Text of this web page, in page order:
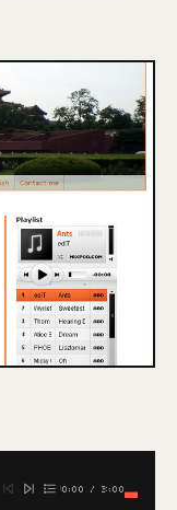
0:00 / 3:00